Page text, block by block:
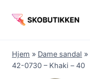
Hjem » Dame sandal »
42-0730 – Khaki – 40